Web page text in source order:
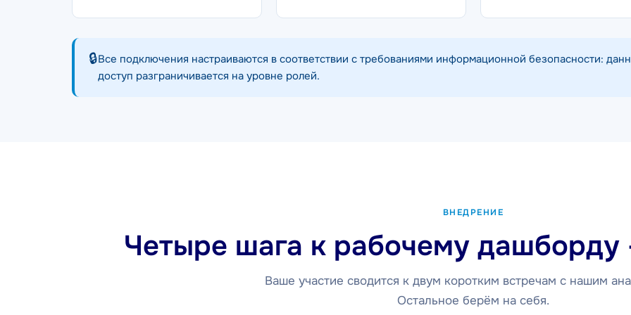
🔒Все подключения настраиваются в соответствии с требованиями информационной безопасности:
доступ разграничивается на уровне ролей.
ВНЕДРЕНИЕ
Четыре шага к рабочему дашборду
Ваше участие сводится к двум коротким встречам с нашим
Остальное берём на себя.